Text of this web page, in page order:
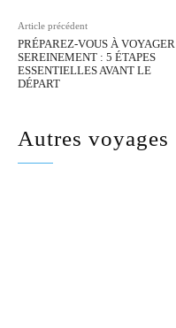
Article précédent
PRÉPAREZ-VOUS À VOYAGER
SEREINEMENT : 5 ÉTAPES
ESSENTIELLES AVANT LE
DÉPART
Autres voyages